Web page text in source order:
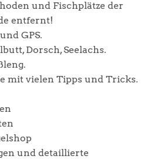
und Fischplätze der
entfernt!
GPS.
Dorsch, Seelachs.
mit vielen Tipps und Tricks.
und detaillierte